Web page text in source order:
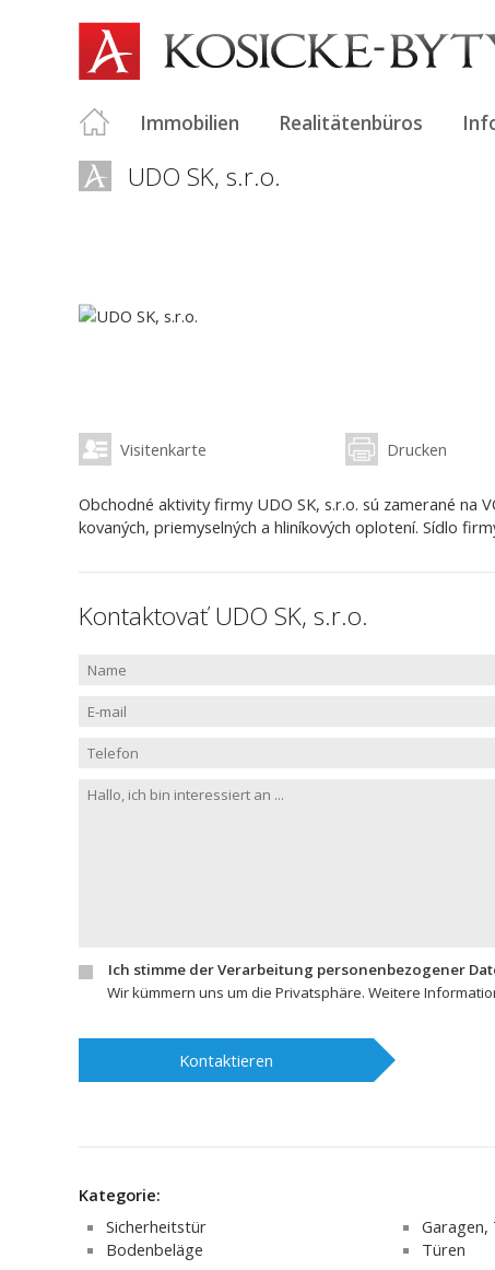
Immobilien Realitätenbüros
UDO SK, s.r.o.
Visitenkarte Drucken
Obchodné aktivity firmy UDO SK, s.r.o. sú zamerané na
kovaných, priemyselných a hliníkových oplotení. Sídlo
Kontaktovať UDO SK, s.r.o.
Ich stimme der Verarbeitung personenbezogener
Wir kümmern uns um die Privatsphäre. Weitere
Kontaktieren
Kategorie:
Sicherheitstür
Garagen,
Bodenbeläge
Türen